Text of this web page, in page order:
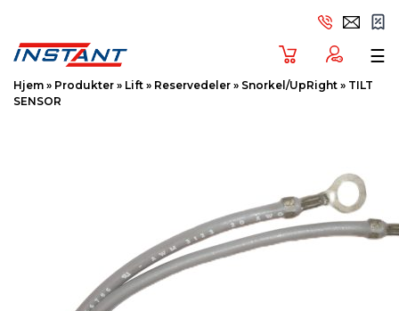
☰
Hjem » Produkter » Lift » Reservedeler » Snorkel/UpRight » TILT
SENSOR